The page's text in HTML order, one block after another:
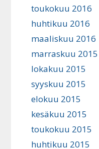
toukokuu 2016
huhtikuu 2016
maaliskuu 2016
marraskuu 2015
lokakuu 2015
syyskuu 2015
elokuu 2015
kesäkuu 2015
toukokuu 2015
huhtikuu 2015